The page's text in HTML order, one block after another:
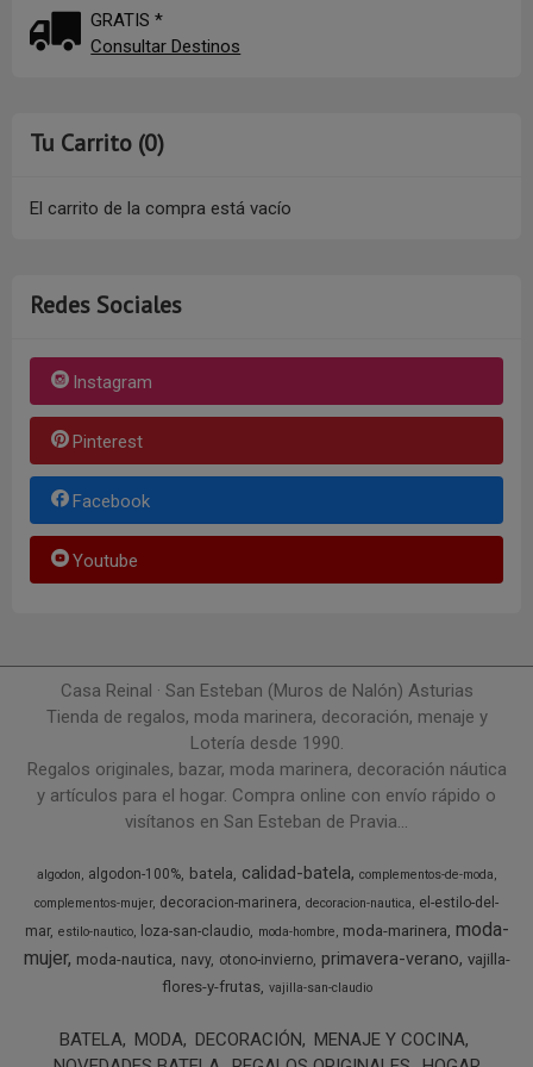
GRATIS *
Consultar Destinos
Tu Carrito (0)
El carrito de la compra está vacío
Redes Sociales
Instagram
Pinterest
Facebook
Youtube
Casa Reinal · San Esteban (Muros de Nalón) Asturias
Tienda de regalos, moda marinera, decoración, menaje y
Lotería desde 1990.
Regalos originales, bazar, moda marinera, decoración náutica
y artículos para el hogar. Compra online con envío rápido o
visítanos en San Esteban de Pravia...
algodon algodon-100% batela calidad-batela
complementos-de-moda
complementos-mujer decoracion-marinera decoracion-nautica
el-estilo-del-
mar estilo-nautico loza-san-claudio moda-hombre moda-marinera moda-
mujer moda-nautica navy otono-invierno primavera-verano vajilla-
flores-y-frutas vajilla-san-claudio
BATELA MODA DECORACIÓN
MENAJE Y COCINA